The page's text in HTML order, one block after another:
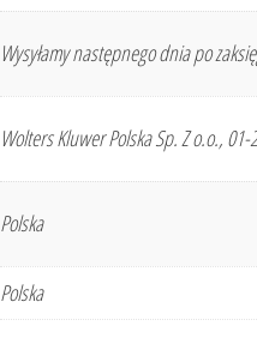
Wysyłamy następnego dnia po
Wolters Kluwer Polska Sp. Z o.o.,
Polska
Polska